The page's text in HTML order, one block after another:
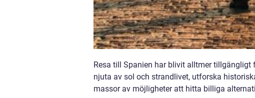
Resa till Spanien har blivit alltmer tillgängligt
njuta av sol och strandlivet, utforska
massor av möjligheter att hitta billiga